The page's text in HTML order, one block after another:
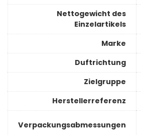
Nettogewicht des
Einzelartikels
Marke
Duftrichtung
Zielgruppe
Herstellerreferenz
Verpackungsabmessungen